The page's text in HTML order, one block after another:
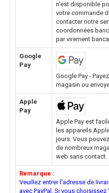
n'est disponible
votre commande
contacter notre
coordonnées
par virement
Google
Pay
Google Pay -
magasin ou
Apple
Pay
Apple Pay est
les appareils
jours. Vous
de nombreux
web sans contact.
Remarque :
Veuillez entrer l'adresse de
avec PayPal. Si vous choisissez